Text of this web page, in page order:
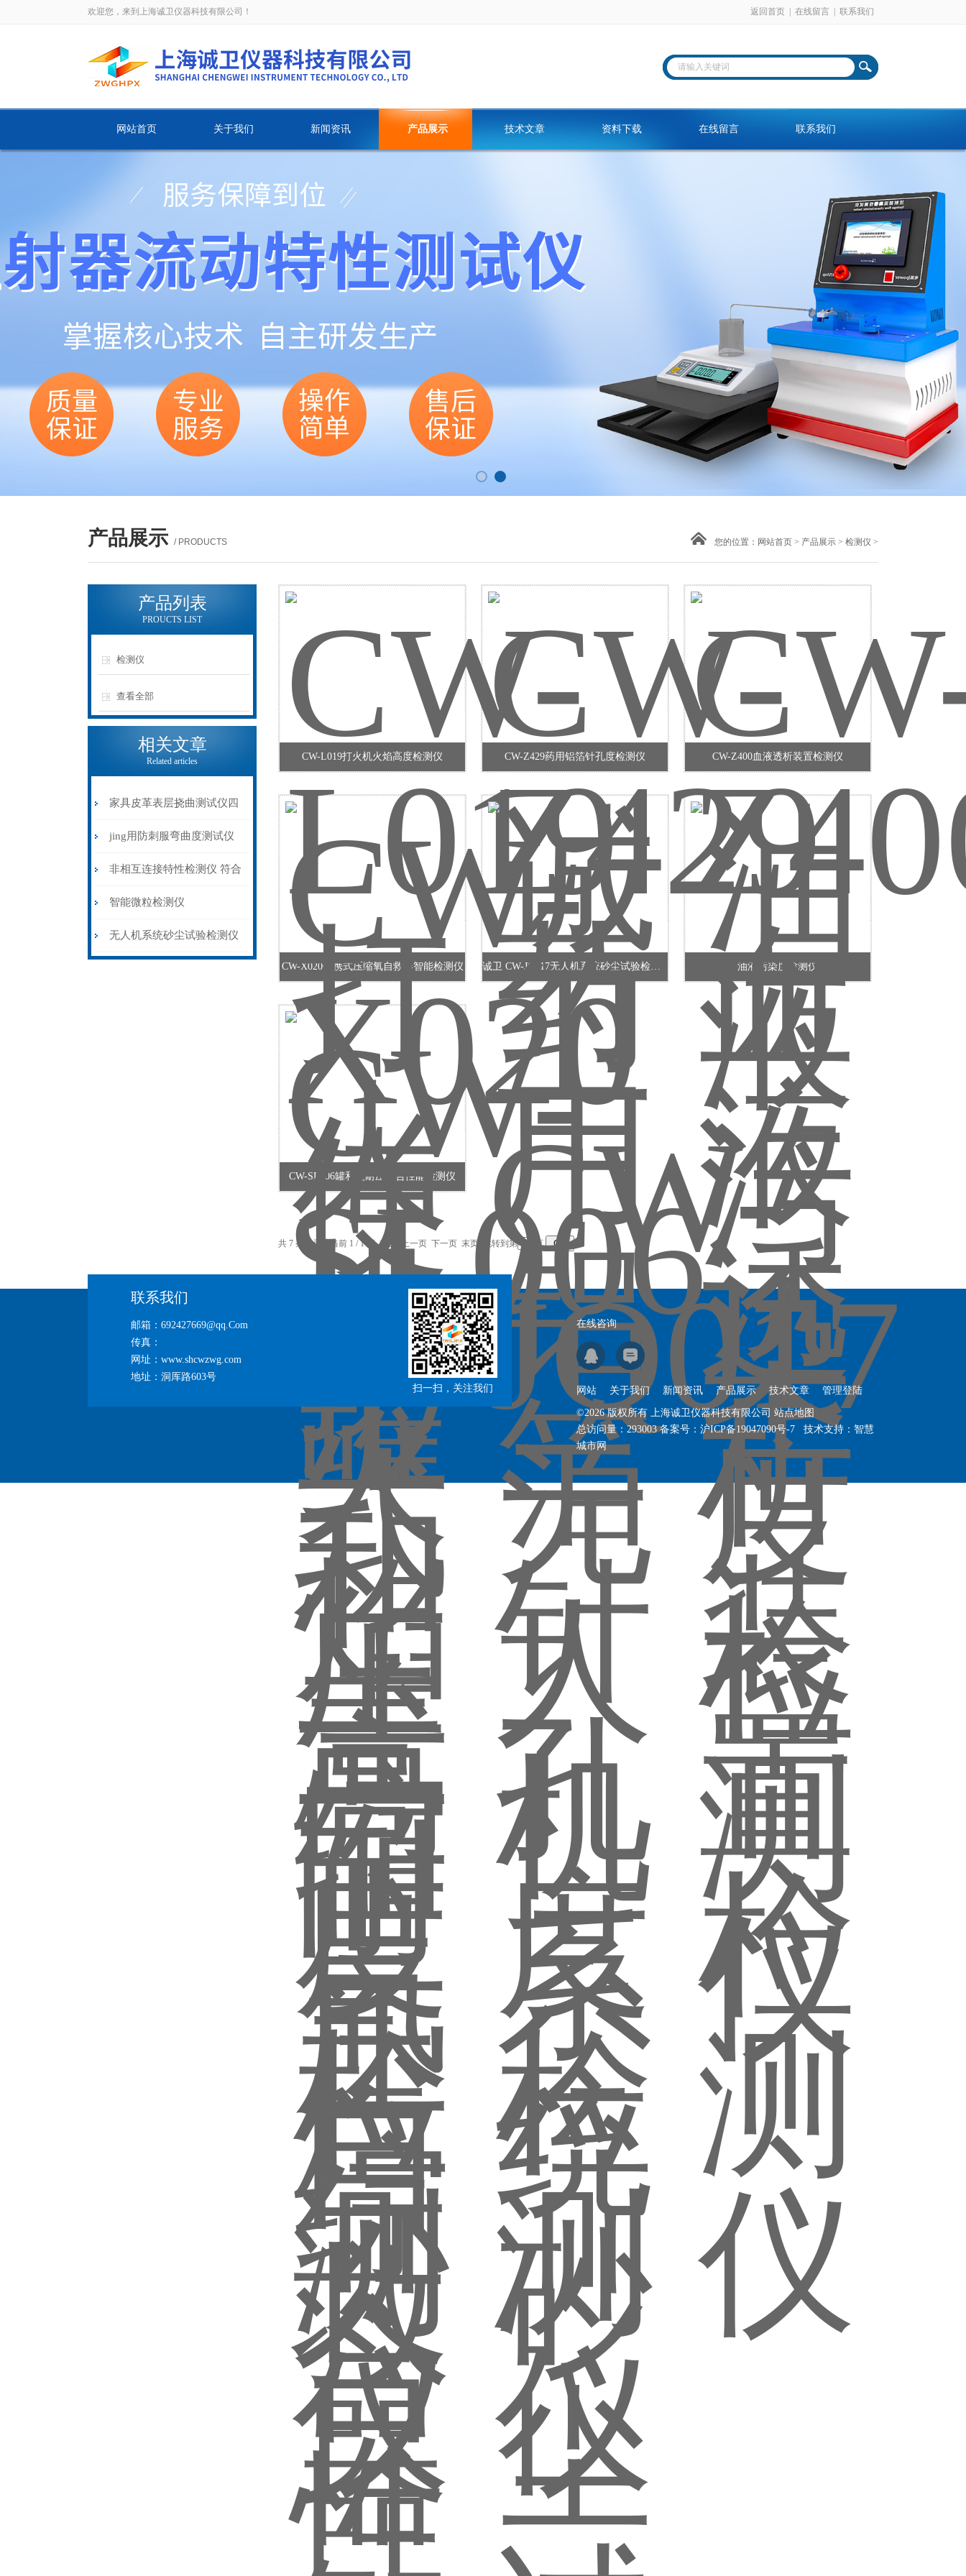
欢迎您，来到上海诚卫仪器科技有限公司！ 返回首页 在线留言 联系我们
网站首页 关于我们 新闻资讯 产品展示 技术文章 资料下载 在线留言 联系我们
产品展示 / PRODUCTS 您的位置： 网站首页 > 产品展示 > 检测仪 >
产品列表
PROUCTS LIST
检测仪
查看全部
相关文章
Related articles
家具皮革表层挠曲测试仪四
工位
jing用防刺服弯曲度测试仪
选型指南：关键参数与技术
指标分析
非相互连接特性检测仪 符合
测试标准
智能微粒检测仪
无人机系统砂尘试验检测仪
CW-L019打火机火焰高度检测仪 CW-Z429药用铝箔针孔度检测仪 CW-Z400血液透析装置检测仪
CW-X020便携式压缩氧自救器智能检测仪 诚卫 CW-JQ017无人机系统砂尘试验检测仪 油液污染度检测仪
CW-SL006罐和盖耐压综合性能检测仪
共 7 条记录，当前 1 / 1 页 首页 上一页 下一页 末页 跳转到第 页
联系我们
邮箱：692427669@qq.Com
传真：
网址：www.shcwzwg.com
地址：洞厍路603号
扫一扫，关注我们
在线咨询
网站 关于我们 新闻资讯 产品展示 技术文章 管理登陆
©2026 版权所有 上海诚卫仪器科技有限公司 站点地图
总访问量： 293003 备案号：沪ICP备19047090号-7 技术支持： 智慧
城市网